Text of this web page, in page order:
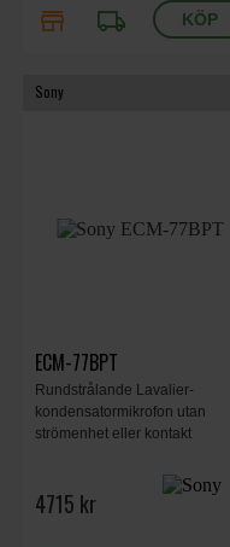
store local_shipping
Sony
ECM-77BPT
Rundstrålande Lavalier-
kondensatormikrofon utan
strömenhet eller kontakt
4715 kr